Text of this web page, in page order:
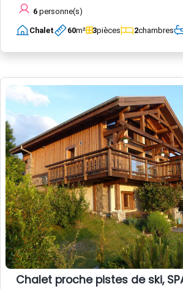
6 personne(s)
Chalet 60m² 3pièces 2chambres
Chalet proche pistes de ski,